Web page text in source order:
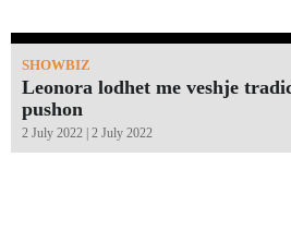
SHOWBIZ
Leonora lodhet me veshje
pushon
2 July 2022 | 2 July 2022